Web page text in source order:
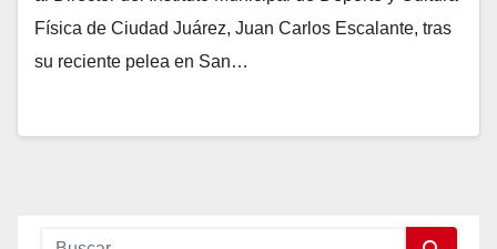
Física de Ciudad Juárez, Juan Carlos Escalante, tras
su reciente pelea en San…